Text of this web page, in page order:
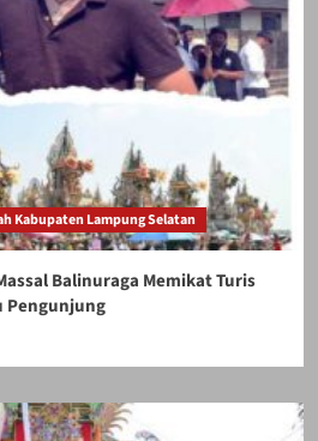
Kabupaten Lampung Selatan
Balinuraga Memikat Turis
Pengunjung